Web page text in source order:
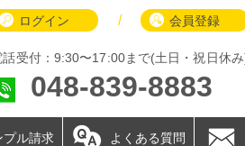
ログイン / 会員登録
話受付：9:30〜17:00まで(土日・祝日休
048-839-8883
プル請求 よくある質問